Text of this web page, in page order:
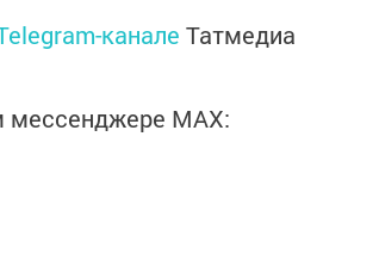
канале Татмедиа
мессенджере MАХ: